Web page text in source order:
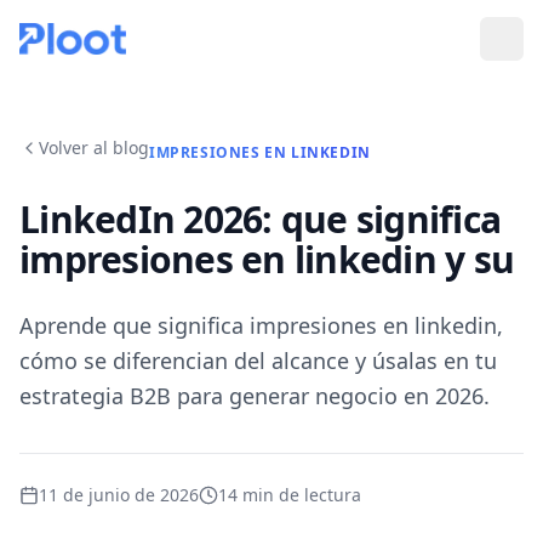
Volver al blogIMPRESIONES EN LINKEDIN
LinkedIn 2026: que significa
impresiones en linkedin y su
Aprende que significa impresiones en linkedin,
cómo se diferencian del alcance y úsalas en tu
estrategia B2B para generar negocio en 2026.
11 de junio de 2026 14 min de lectura